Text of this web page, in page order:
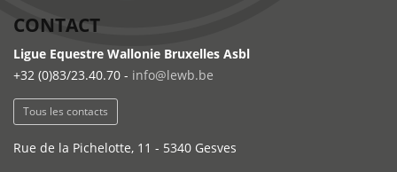
CONTACT
Ligue Equestre Wallonie Bruxelles Asbl
+32 (0)83/23.40.70 - info@lewb.be
Tous les contacts
Rue de la Pichelotte, 11 - 5340 Gesves